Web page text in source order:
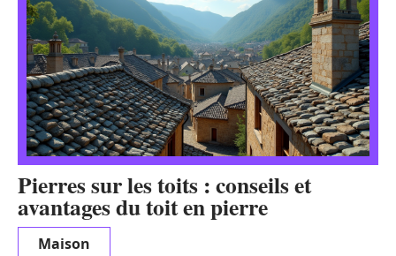
Pierres sur les toits : conseils et
avantages du toit en pierre
Maison